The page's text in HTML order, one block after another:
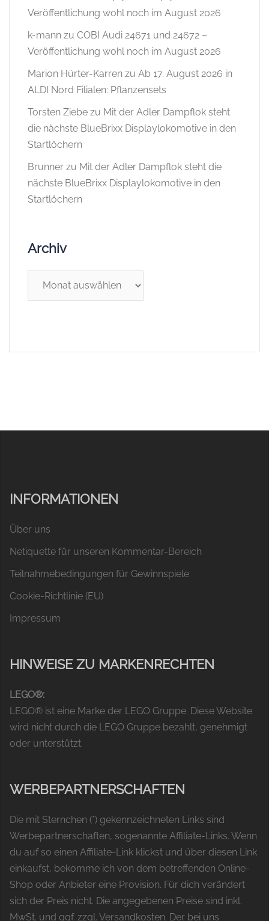
Veröffentlichung wohl noch im August 2026
k-mann zu COBI Audi 24671 und 24672 –
Veröffentlichung wohl noch im August 2026
Marion Hürter-Karren zu Ab 17. August 2026 in
ALDI Nord Filialen: Pflanzensets
Torsten Ziebe zu Mit der Adler Dampflok steht
die nächste BlueBrixx Displaylokomotive in den
Startlöchern
Brunner zu Mit der Adler Dampflok steht die
nächste BlueBrixx Displaylokomotive in den
Startlöchern
Archiv
INFORMATIONEN
Über uns
Netiquette für unseren Kommentar-Bereich
Teilnahmebedingungen für Gewinnspiele
Cookie-Richtlinie (EU)
Impressum
HINWEISE ZU MARKENRECHTEN
LEGO®:
LEGO® ist eine Marke der LEGO Gruppe. Diese Website
wird nicht durch die LEGO Gruppe bezahlt, genehmigt
oder unterstützt.
WERBEPARTNERSCHAFTEN
Die mit Sternchen (*) gekennzeichneten Links sind
Werbepartnerschaften, sogenannte Affiliate-Links. Wenn
du auf so einen Affiliate-Link klickst und über diesen Link
einkaufst, bekomme ich von dem betreffenden Online-
Shop oder Anbieter eine Provision. Für dich verändert
sich der Preis nicht. Die angegebenen Preise sind inkl.
MwSt. und ggf. zzgl. Versandkosten. Der bei uns